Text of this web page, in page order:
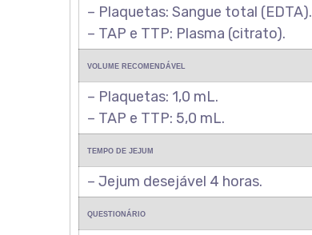
– Plaquetas: Sangue total (EDTA).
– TAP e TTP: Plasma (citrato).
VOLUME RECOMENDÁVEL
– Plaquetas: 1,0 mL.
– TAP e TTP: 5,0 mL.
TEMPO DE JEJUM
– Jejum desejável 4 horas.
QUESTIONÁRIO